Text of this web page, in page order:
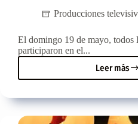
Producciones
El domingo 19 de mayo, todos
participaron en el...
Leer más
Las